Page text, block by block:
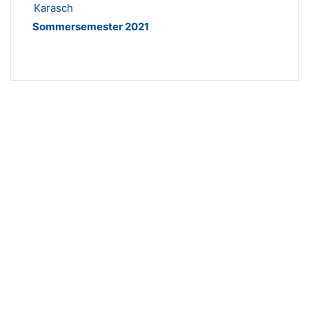
Karasch
Sommersemester 2021